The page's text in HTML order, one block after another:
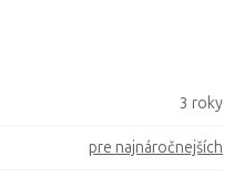
3 roky
pre najnáročnejších